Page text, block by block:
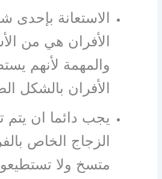
الاستعانة
الأفران هي من
والمهمة لأنهم
الأفران بالشكل
يجب دائما ان يتم
الزجاج الخاص
متسخ ولا